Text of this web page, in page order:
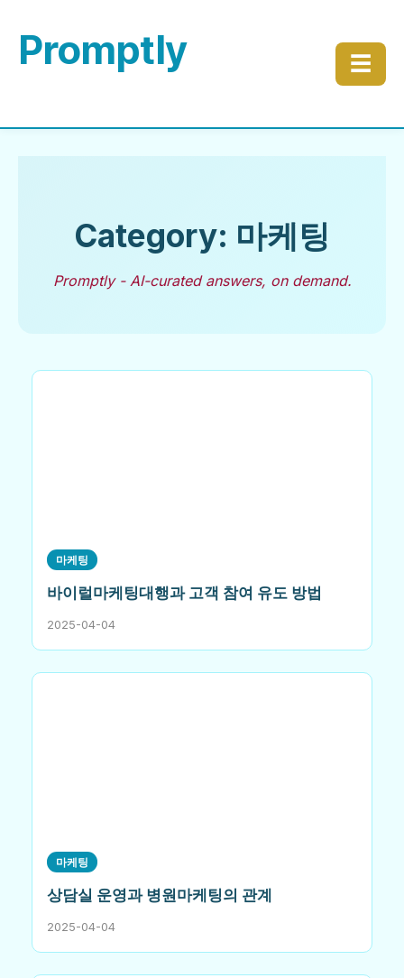
Promptly ☰
Category: 마케팅
Promptly - AI-curated answers, on demand.
마케팅
바이럴마케팅대행과 고객 참여 유도 방법
2025-04-04
마케팅
상담실 운영과 병원마케팅의 관계
2025-04-04